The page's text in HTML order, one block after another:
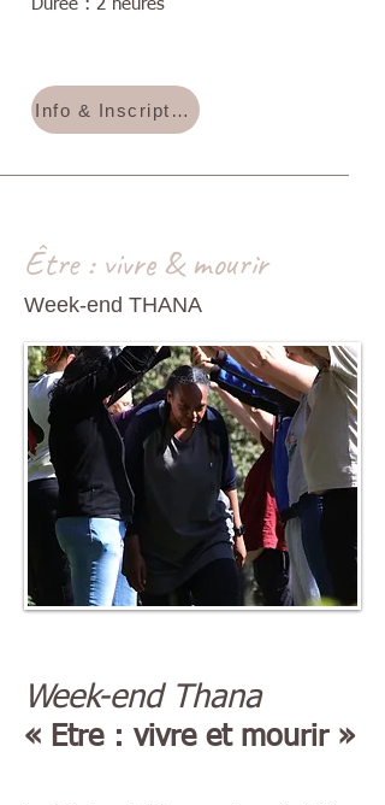
Durée : 2 heures
Info & Inscription
Être : vivre & mourir
Week-end THANA
Week-end Thana
« Etre : vivre et mourir »